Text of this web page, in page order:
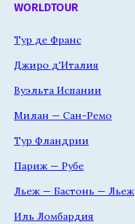
WORLDTOUR
Тур де Франс
Джиро д'Италия
Вуэльта Испании
Милан — Сан-Ремо
Тур Фландрии
Париж — Рубе
Льеж — Бастонь — Льеж
Иль Ломбардия